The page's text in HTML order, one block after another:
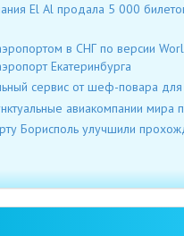
El Al продала 5 000
в СНГ по версии
Екатеринбурга
сервис от шеф-повара для
авиакомпании мира
Борисполь улучшили